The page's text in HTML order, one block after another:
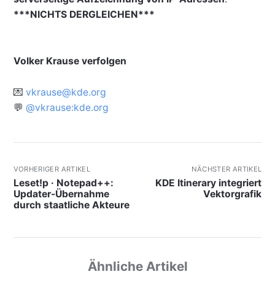
***NICHTS DERGLEICHEN***
Volker Krause verfolgen
💌 vkrause@kde.org
💬 @vkrause:kde.org
VORHERIGER ARTIKEL
Leset!p · Notepad++:
Updater-Übernahme
durch staatliche Akteure
NÄCHSTER ARTIKEL
KDE Itinerary integriert
Vektorgrafik
Ähnliche Artikel